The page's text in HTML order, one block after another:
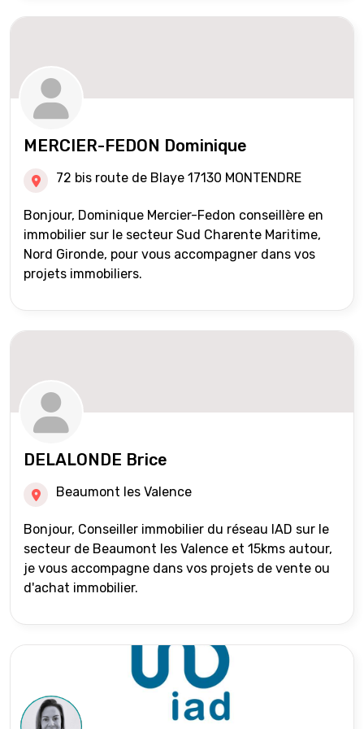
MERCIER-FEDON Dominique
72 bis route de Blaye 17130 MONTENDRE
Bonjour, Dominique Mercier-Fedon conseillère en
immobilier sur le secteur Sud Charente Maritime,
Nord Gironde, pour vous accompagner dans vos
projets immobiliers.
DELALONDE Brice
Beaumont les Valence
Bonjour, Conseiller immobilier du réseau IAD sur le
secteur de Beaumont les Valence et 15kms autour,
je vous accompagne dans vos projets de vente ou
d'achat immobilier.